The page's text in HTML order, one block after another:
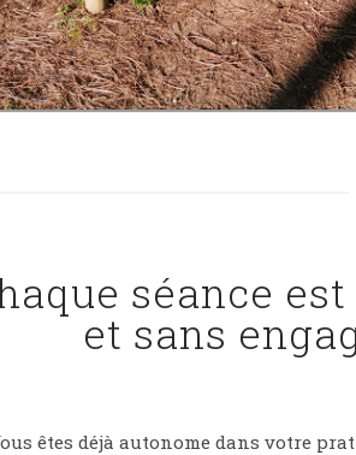
séance
et sans
êtes déjà autonome dans votre